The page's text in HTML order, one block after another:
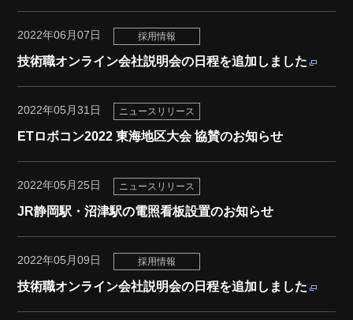
2022年06月07日 採用情報
技術職オンライン会社説明会の日程を追加しました
2022年05月31日 ニュースリリース
ETロボコン2022 東海地区大会 協賛のお知らせ
2022年05月25日 ニュースリリース
JR静岡駅・沼津駅の電照看板設置のお知らせ
2022年05月09日 採用情報
技術職オンライン会社説明会の日程を追加しました